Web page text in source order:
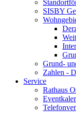
SISBY
Grund-
Zahlen -
Service
Rathaus